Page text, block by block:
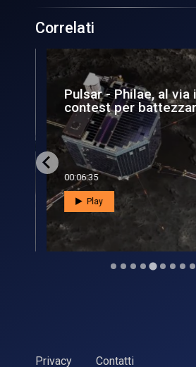
Correlati
Pulsar - Philae, al via
contest per
00:06:35
Play
Privacy Contatti